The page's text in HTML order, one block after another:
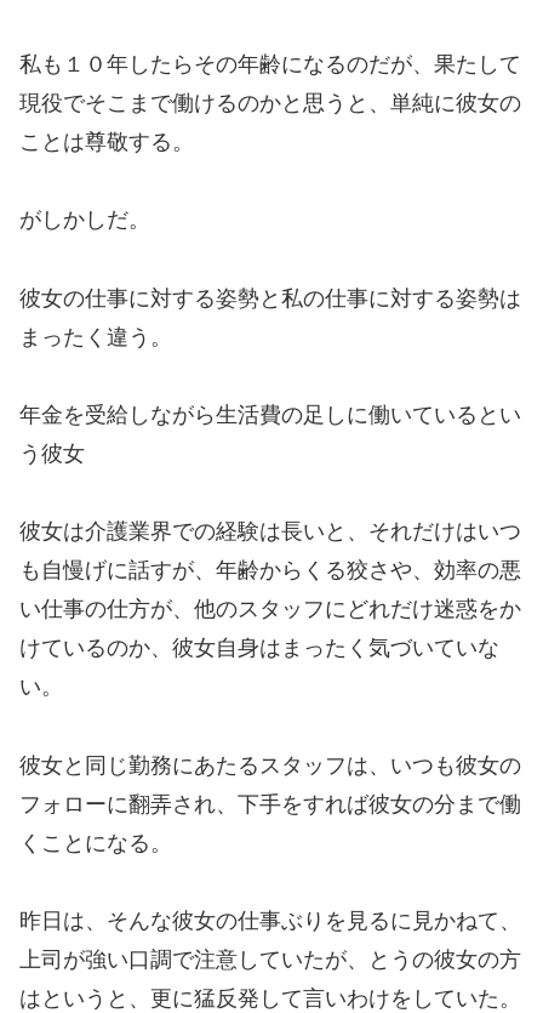
私も１０年したらその年齢になるのだが、果たして
現役でそこまで働けるのかと思うと、単純に彼女の
ことは尊敬する。
がしかしだ。
彼女の仕事に対する姿勢と私の仕事に対する姿勢は
まったく違う。
年金を受給しながら生活費の足しに働いているとい
う彼女
彼女は介護業界での経験は長いと、それだけはいつ
も自慢げに話すが、年齢からくる狡さや、効率の悪
い仕事の仕方が、他のスタッフにどれだけ迷惑をか
けているのか、彼女自身はまったく気づいていな
い。
彼女と同じ勤務にあたるスタッフは、いつも彼女の
フォローに翻弄され、下手をすれば彼女の分まで働
くことになる。
昨日は、そんな彼女の仕事ぶりを見るに見かねて、
上司が強い口調で注意していたが、とうの彼女の方
はというと、更に猛反発して言いわけをしていた。